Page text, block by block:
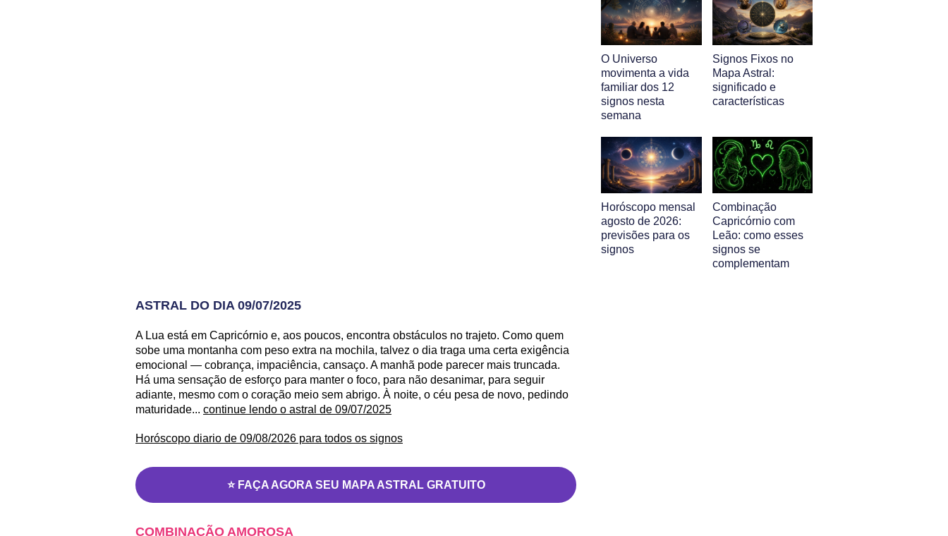
ASTRAL DO DIA 09/07/2025
A Lua está em Capricórnio e, aos poucos, encontra obstáculos no trajeto. Como quem
sobe uma montanha com peso extra na mochila, talvez o dia traga uma certa exigência
emocional — cobrança, impaciência, cansaço. A manhã pode parecer mais truncada.
Há uma sensação de esforço para manter o foco, para não desanimar, para seguir
adiante, mesmo com o coração meio sem abrigo. À noite, o céu pesa de novo, pedindo
maturidade... continue lendo o astral de 09/07/2025
Horóscopo diario de 09/08/2026 para todos os signos
⭐ FAÇA AGORA SEU MAPA ASTRAL GRATUITO
COMBINAÇÃO AMOROSA
O Universo
movimenta a vida
familiar dos 12
signos nesta
semana
Signos Fixos no
Mapa Astral:
significado e
características
Horóscopo mensal
agosto de 2026:
previsões para os
signos
Combinação
Capricórnio com
Leão: como esses
signos se
complementam